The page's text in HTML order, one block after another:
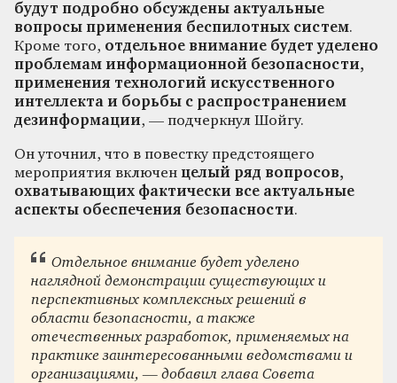
будут подробно обсуждены актуальные
вопросы применения беспилотных систем.
Кроме того, отдельное внимание будет уделено
проблемам информационной безопасности,
применения технологий искусственного
интеллекта и борьбы с распространением
дезинформации, — подчеркнул Шойгу.
Он уточнил, что в повестку предстоящего
мероприятия включен целый ряд вопросов,
охватывающих фактически все актуальные
аспекты обеспечения безопасности.
Отдельное внимание будет уделено
наглядной демонстрации существующих и
перспективных комплексных решений в
области безопасности, а также
отечественных разработок, применяемых на
практике заинтересованными ведомствами и
организациями, — добавил глава Совета